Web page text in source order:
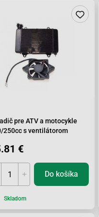
pre ATV a motocykle
250cc s ventilátorom
€
Do košíka
Skladom